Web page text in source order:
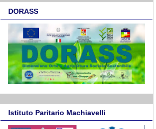
DORASS
Istituto Paritario Machiavelli